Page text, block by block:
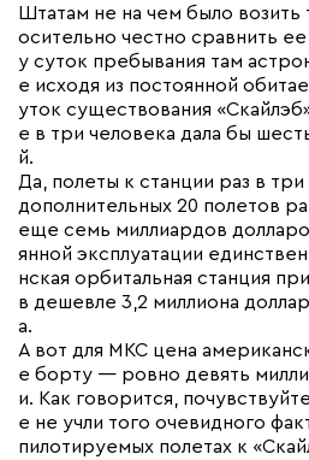
Штатам не на чем было
осительно честно сравнить
у суток пребывания там
е исходя из постоянной
уток существования
е в три человека дала бы
й.
Да, полеты к станции раз в
дополнительных 20 полетов
еще семь миллиардов
янной эксплуатации
нская орбитальная станция
в дешевле 3,2 миллиона
а.
А вот для МКС цена
е борту — ровно девять
и. Как говорится,
е не учли того очевидного
пилотируемых полетах к